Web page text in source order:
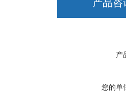
产品咨
产
您的单